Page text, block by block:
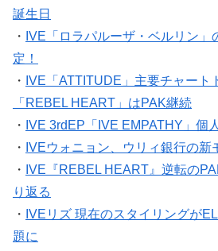
誕生日
・ IVE「ロラパルーザ・ベルリン」
定！
・ IVE「ATTITUDE」主要チャート
「REBEL HEART」はPAK継続
・ IVE 3rdEP「IVE EMPATHY」個
・ IVEウォニョン、ウリィ銀行の新
・ IVE『REBEL HEART』逆転の
り返る
・ IVEリズ 現在のスタイリングが
題に